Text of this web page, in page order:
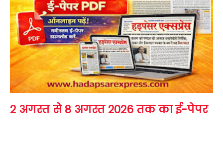
2 अगस्त से 8 अगस्त 2026 तक का ई-पेपर